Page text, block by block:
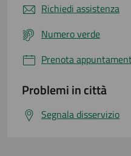
Richiedi assistenza
Numero verde
Prenota
Problemi in città
Segnala disservizio